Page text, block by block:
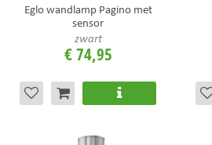
Eglo wandlamp Pagino met
sensor
zwart
€74,95